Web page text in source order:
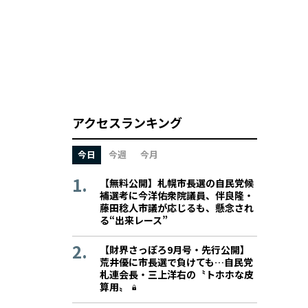
アクセスランキング
今日 今週 今月
【無料公開】札幌市長選の自民党候
補選考に今洋佑衆院議員、伴良隆・
藤田稔人市議が応じるも、懸念され
る“出来レース”
【財界さっぽろ9月号・先行公開】
荒井優に市長選で負けても…自民党
札連会長・三上洋右の〝トホホな皮
算用〟